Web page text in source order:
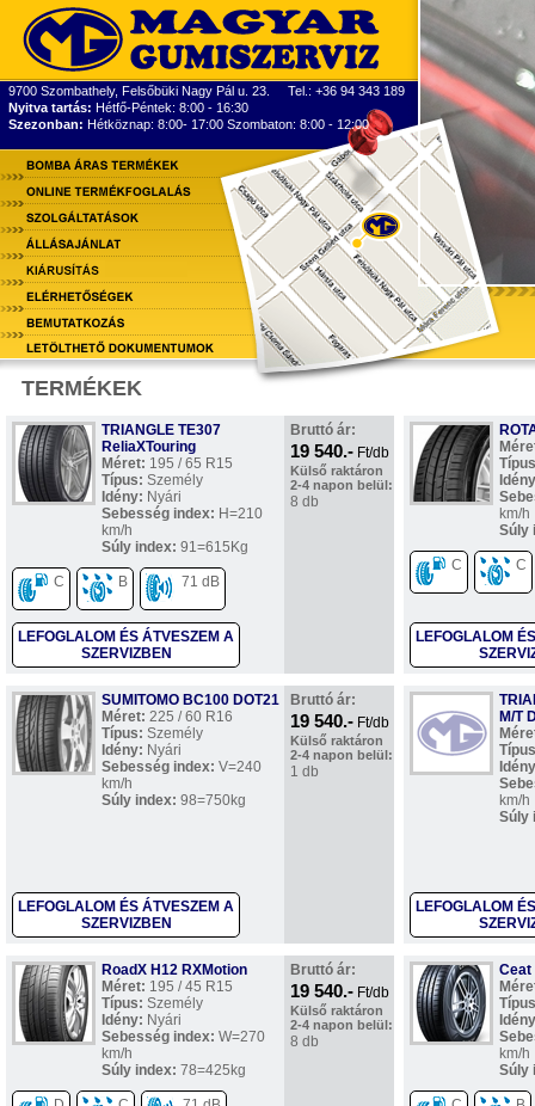
9700 Szombathely, Felsőbüki Nagy Pál u. 23. Tel.: +36 94 343 189
Nyitva tartás: Hétfő-Péntek: 8:00 - 16:30
Szezonban: Hétköznap: 8:00- 17:00 Szombaton: 8:00 - 12:00
TERMÉKEK
TRIANGLE TE307
ReliaXTouring
Méret: 195 / 65 R15
Típus: Személy
Idény: Nyári
Sebesség index: H=210
km/h
Súly index: 91=615Kg
C B 71 dB
LEFOGLALOM ÉS ÁTVESZEM A
SZERVIZBEN
Bruttó ár:
19 540.- Ft/db
Külső raktáron
2-4 napon belül:
8 db
km/h
Súly
C C
LEFOGLALOM
SUMITOMO BC100 DOT21
Méret: 225 / 60 R16
Típus: Személy
Idény: Nyári
Sebesség index: V=240
km/h
Súly index: 98=750kg
LEFOGLALOM ÉS ÁTVESZEM A
SZERVIZBEN
Bruttó ár:
19 540.- Ft/db
Külső raktáron
2-4 napon belül:
1 db
M/T
km/h
Súly
LEFOGLALOM
RoadX H12 RXMotion
Méret: 195 / 45 R15
Típus: Személy
Idény: Nyári
Sebesség index: W=270
km/h
Súly index: 78=425kg
Bruttó ár:
19 540.- Ft/db
Külső raktáron
2-4 napon belül:
8 db
Ceat
km/h
Súly